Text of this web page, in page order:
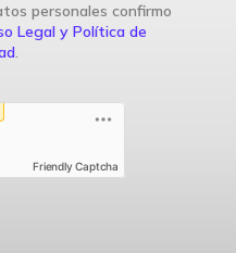
personales confirmo
Legal y Política de
.
Friendly Captcha